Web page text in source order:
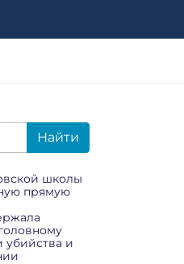
Найти
школы
прямую
и